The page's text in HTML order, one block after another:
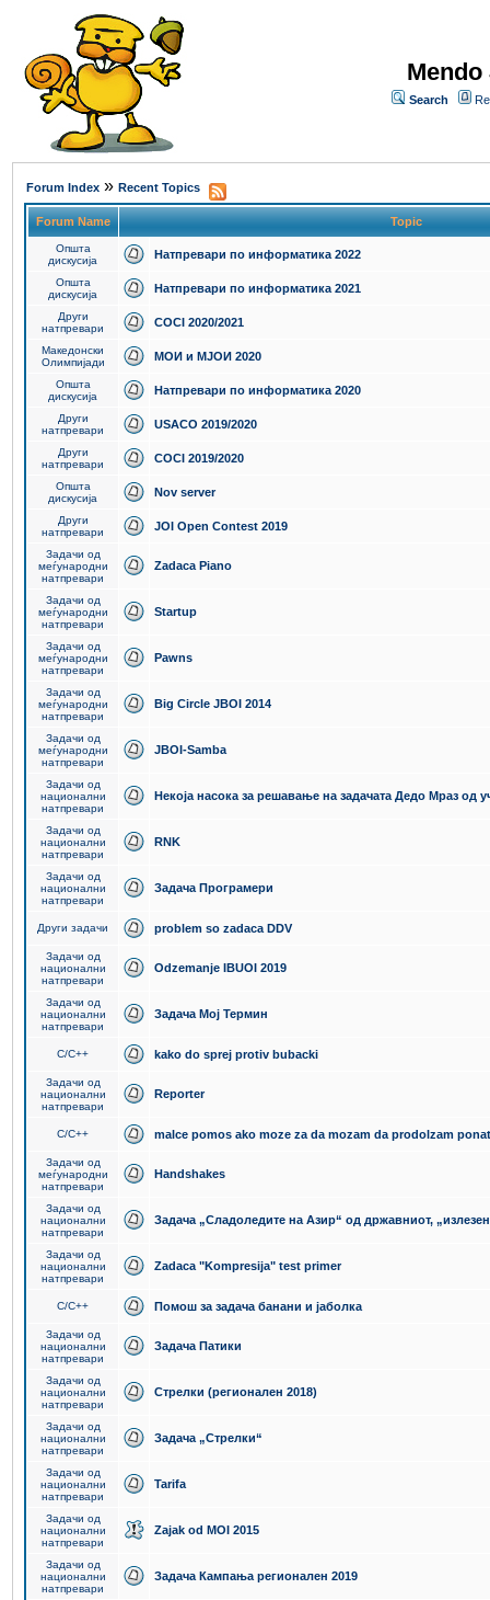
Search
Forum Index » Recent Topics
Forum Name Topic
Општа
дискусија
Натпревари по информатика 2022
Општа
дискусија
Натпревари по информатика 2021
Други
натпревари
COCI 2020/2021
Македонски
Олимпијади
МОИ и МЈОИ 2020
Општа
дискусија
Натпревари по информатика 2020
Други
натпревари
USACO 2019/2020
Други
натпревари
COCI 2019/2020
Општа
дискусија
Nov server
Други
натпревари
JOI Open Contest 2019
Задачи од
меѓународни
натпревари
Zadaca Piano
Задачи од
меѓународни
натпревари
Startup
Задачи од
меѓународни
натпревари
Pawns
Задачи од
меѓународни
натпревари
Big Circle JBOI 2014
Задачи од
меѓународни
натпревари
JBOI-Samba
Задачи од
национални
натпревари
Некоја насока за решавање на задачата Дедо Мраз од
Задачи од
национални
натпревари
RNK
Задачи од
национални
натпревари
Задача Програмери
Други задачи problem so zadaca DDV
Задачи од
национални
натпревари
Odzemanje IBUOI 2019
Задачи од
национални
натпревари
Задача Мој Термин
C/C++ kako do sprej protiv bubacki
Задачи од
национални
натпревари
Reporter
C/C++ malce pomos ako moze za da mozam da prodolzam
Задачи од
меѓународни
натпревари
Handshakes
Задачи од
национални
натпревари
Задача „Сладоледите на Азир“ од државниот,
Задачи од
национални
натпревари
Zadaca "Kompresija" test primer
C/C++ Помош за задача банани и јаболка
Задачи од
национални
натпревари
Задача Патики
Задачи од
национални
натпревари
Стрелки (регионален 2018)
Задачи од
национални
натпревари
Задача „Стрелки“
Задачи од
национални
натпревари
Tarifa
Задачи од
национални
натпревари
Zajak od MOI 2015
Задачи од
национални
натпревари
Задача Кампања регионален 2019